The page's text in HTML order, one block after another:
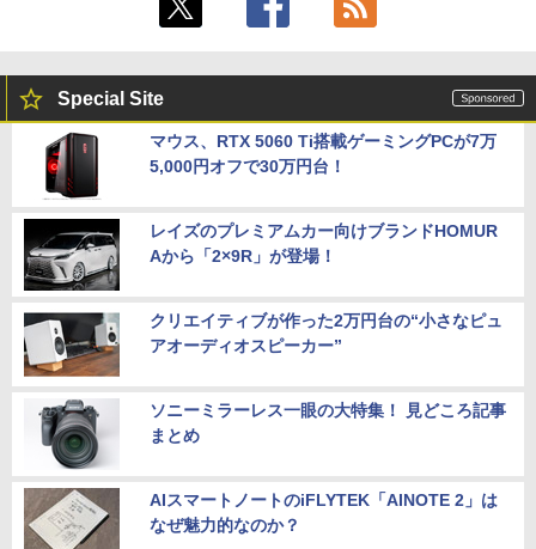
Special Site
マウス、RTX 5060 Ti搭載ゲーミングPCが7万
5,000円オフで30万円台！
レイズのプレミアムカー向けブランドHOMUR
Aから「2×9R」が登場！
クリエイティブが作った2万円台の“小さなピュ
アオーディオスピーカー”
ソニーミラーレス一眼の大特集！ 見どころ記事
まとめ
AIスマートノートのiFLYTEK「AINOTE 2」は
なぜ魅力的なのか？